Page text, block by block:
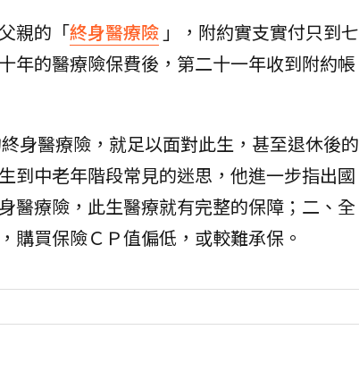
親的「終身醫療險 」，附約實支實付只到七
年的醫療險保費後，第二十一年收到附約帳
身醫療險，就足以面對此生，甚至退休後的
到中老年階段常見的迷思，他進一步指出國
醫療險，此生醫療就有完整的保障；二、全
購買保險ＣＰ值偏低，或較難承保。